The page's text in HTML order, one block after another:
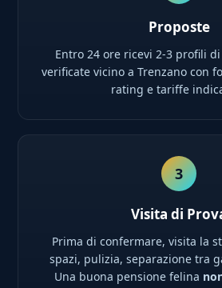
Proposte
Entro 24 ore ricevi 2-3 profili
verificate vicino a Trenzano con
rating e tariffe
3
Visita di
Prima di confermare, visita la
spazi, pulizia, separazione tra
Una buona pensione felina